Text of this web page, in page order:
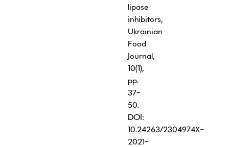
lipase
inhibitors,
Ukrainian
Food
Journal,
10(1),
pp.
37-
50.
DOI:
10.24263/2304974X-
2021-